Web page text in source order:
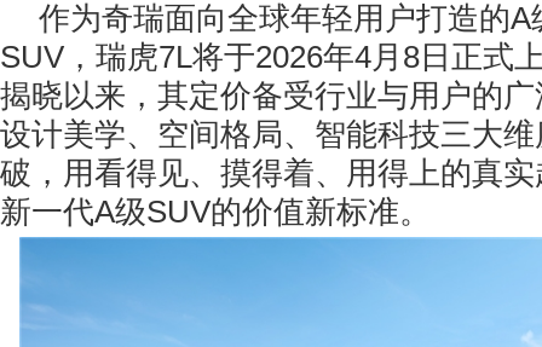
作为奇瑞面向全球年轻用户打造的A
SUV，瑞虎7L将于2026年4月8日正式
揭晓以来，其定价备受行业与用户的
设计美学、空间格局、智能科技三大
破，用看得见、摸得着、用得上的真
新一代A级SUV的价值新标准。